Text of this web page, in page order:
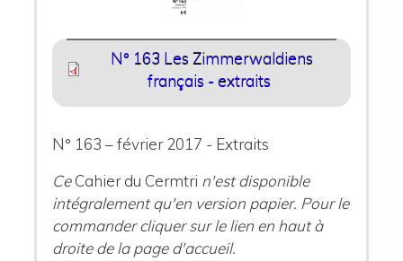
N° 163 Les Zimmerwaldiens
français - extraits
N° 163 – février 2017 - Extraits
CeCahier du Cermtri n'est disponible
intégralement qu'en version papier. Pour le
commander cliquer sur le lien en haut à
droite de la page d'accueil.